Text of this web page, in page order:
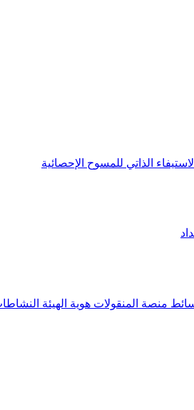
الذاتي للمسوح الإحصائية
منصة المنقولات هوية الهيئة